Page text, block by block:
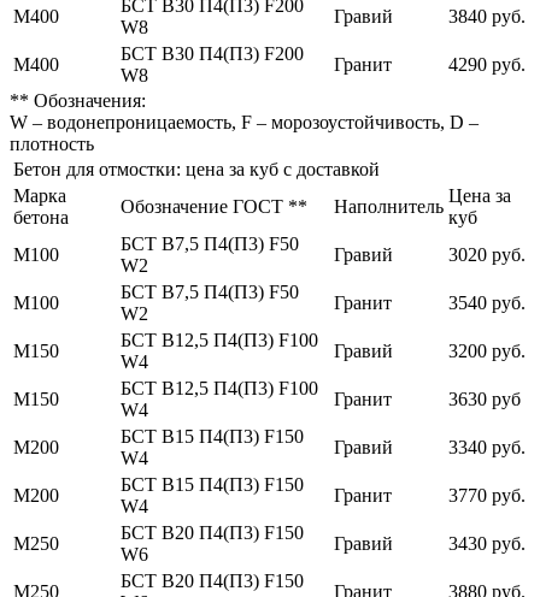
М400
БСТ В30 П4(П3) F200
W8
Гравий 3840 руб.
М400
БСТ В30 П4(П3) F200
W8
Гранит
4290 руб.
** Обозначения:
W – водонепроницаемость, F – морозоустойчивость, D –
плотность
Бетон для отмостки: цена за куб с доставкой
Марка
бетона
Обозначение ГОСТ ** Наполнитель
Цена за
куб
М100
БСТ В7,5 П4(П3) F50
W2
Гравий 3020 руб.
М100
БСТ В7,5 П4(П3) F50
W2
Гранит 3540 руб.
М150
БСТ В12,5 П4(П3) F100
W4
Гравий 3200 руб.
М150
БСТ В12,5 П4(П3) F100
W4
Гранит 3630 руб
М200
БСТ В15 П4(П3) F150
W4
Гравий 3340 руб.
М200
БСТ В15 П4(П3) F150
W4
Гранит 3770 руб.
М250
БСТ В20 П4(П3) F150
W6
Гравий 3430 руб.
М250
БСТ В20 П4(П3) F150
Гранит 3880 руб.